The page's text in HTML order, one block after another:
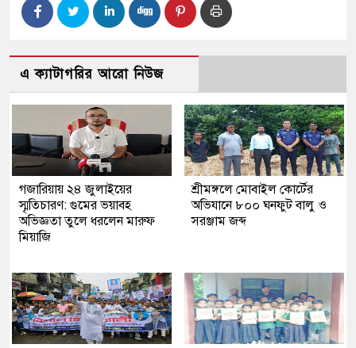
এ ক্যাটাগরির আরো নিউজ
গজারিয়ায় ২৪ জুলাইয়ের
স্মৃতিচারণ: গুমের ভয়াবহ
অভিজ্ঞতা তুলে ধরলেন মারুফ
মিয়াজি
শ্রীমঙ্গলে মোবাইল কোর্টের
অভিযানে ৮০০ ঘনফুট বালু ও
সরঞ্জাম জব্দ